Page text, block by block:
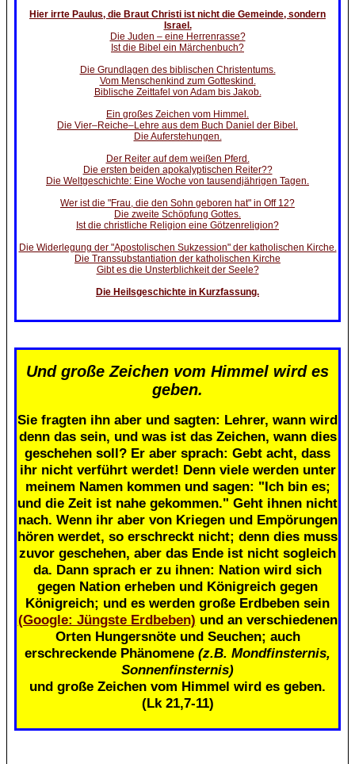
Hier irrte Paulus, die Braut Christi ist nicht die Gemeinde, sondern
Israel.
Die Juden – eine Herrenrasse?
Ist die Bibel ein Märchenbuch?
Die Grundlagen des biblischen Christentums.
Vom Menschenkind zum Gotteskind.
Biblische Zeittafel von Adam bis Jakob.
Ein großes Zeichen vom Himmel.
Die Vier–Reiche–Lehre aus dem Buch Daniel der Bibel.
Die Auferstehungen.
Der Reiter auf dem weißen Pferd.
Die ersten beiden apokalyptischen Reiter??
Die Weltgeschichte: Eine Woche von tausendjährigen Tagen.
Wer ist die "Frau, die den Sohn geboren hat" in Off 12?
Die zweite Schöpfung Gottes.
Ist die christliche Religion eine Götzenreligion?
Die Widerlegung der "Apostolischen Sukzession" der katholischen Kirche.
Die Transsubstantiation der katholischen Kirche
Gibt es die Unsterblichkeit der Seele?
Die Heilsgeschichte in Kurzfassung.
Und große Zeichen vom Himmel wird es
geben.
Sie fragten ihn aber und sagten: Lehrer, wann wird
denn das sein, und was ist das Zeichen, wann dies
geschehen soll? Er aber sprach: Gebt acht, dass
ihr nicht verführt werdet! Denn viele werden unter
meinem Namen kommen und sagen: "Ich bin es;
und die Zeit ist nahe gekommen." Geht ihnen nicht
nach. Wenn ihr aber von Kriegen und Empörungen
hören werdet, so erschreckt nicht; denn dies muss
zuvor geschehen, aber das Ende ist nicht sogleich
da. Dann sprach er zu ihnen: Nation wird sich
gegen Nation erheben und Königreich gegen
Königreich; und es werden große Erdbeben sein
(Google: Jüngste Erdbeben) und an verschiedenen
Orten Hungersnöte und Seuchen; auch
erschreckende Phänomene (z.B. Mondfinsternis,
Sonnenfinsternis)
und große Zeichen vom Himmel wird es geben.
(Lk 21,7-11)